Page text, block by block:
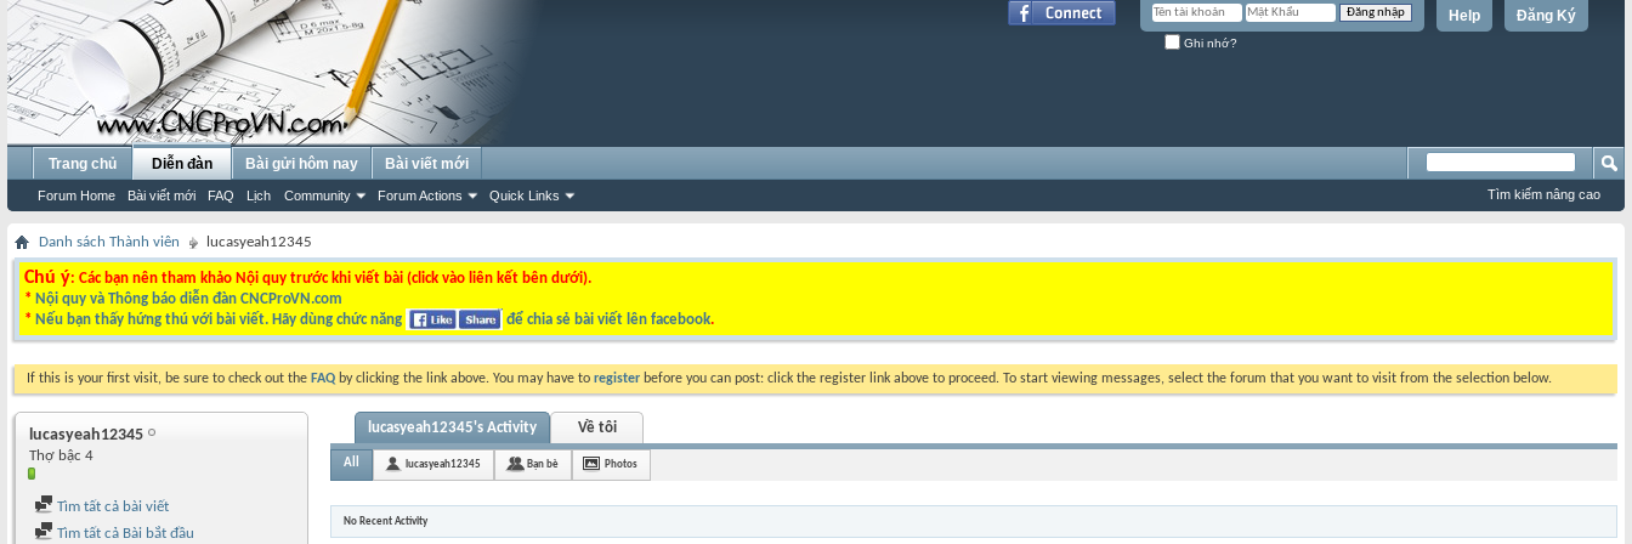
Đăng Ký
Help
Ghi nhớ?
Trang chủ Diễn đàn
Forum Home Bài viết mới FAQ Lịch Community Forum Actions Quick Links
Bài gửi hôm nay Bài viết mới
Tìm kiếm nâng cao
Danh sách Thành viên lucasyeah12345
Chú ý: Các bạn nên tham khảo Nội quy trước khi viết bài (click vào liên kết bên dưới).
* Nội quy và Thông báo diễn đàn CNCProVN.com
* Nếu bạn thấy hứng thú với bài viết. Hãy dùng chức năng để chia sẻ bài viết lên facebook.
If this is your first visit, be sure to check out the FAQ by clicking the link above. You may have to register before you can post: click the register link above to proceed. To start viewing messages, select the forum that you want to visit from the selection below.
lucasyeah12345
Thợ bậc 4
Tìm tất cả bài viết
Tìm tất cả Bài bắt đầu
lucasyeah12345's Activity Về tôi
All lucasyeah12345 Bạn bè Photos
No Recent Activity